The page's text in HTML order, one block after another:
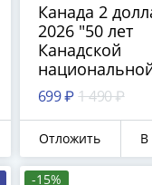
Канада 2
2026 "50 лет
Канадской
башне",
покрытие
699 ₽ 1 490 ₽
Отложить В
-15%